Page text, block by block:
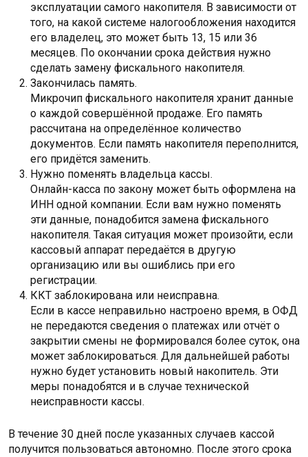
эксплуатации самого накопителя. В зависимости от
того, на какой системе налогообложения находится
его владелец, это может быть 13, 15 или 36
месяцев. По окончании срока действия нужно
сделать замену фискального накопителя.
Закончилась память.
Микрочип фискального накопителя хранит данные
о каждой совершённой продаже. Его память
рассчитана на определённое количество
документов. Если память накопителя переполнится,
его придётся заменить.
Нужно поменять владельца кассы.
Онлайн-касса по закону может быть оформлена на
ИНН одной компании. Если вам нужно поменять
эти данные, понадобится замена фискального
накопителя. Такая ситуация может произойти, если
кассовый аппарат передаётся в другую
организацию или вы ошиблись при его
регистрации.
ККТ заблокирована или неисправна.
Если в кассе неправильно настроено время, в ОФД
не передаются сведения о платежах или отчёт о
закрытии смены не формировался более суток, она
может заблокироваться. Для дальнейшей работы
нужно будет установить новый накопитель. Эти
меры понадобятся и в случае технической
неисправности кассы.
В течение 30 дней после указанных случаев кассой
получится пользоваться автономно. После этого срока